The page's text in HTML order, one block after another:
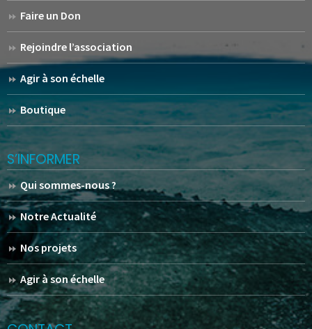
Faire un Don
Rejoindre l’association
Agir à son échelle
Boutique
S’INFORMER
Qui sommes-nous ?
Notre Actualité
Nos projets
Agir à son échelle